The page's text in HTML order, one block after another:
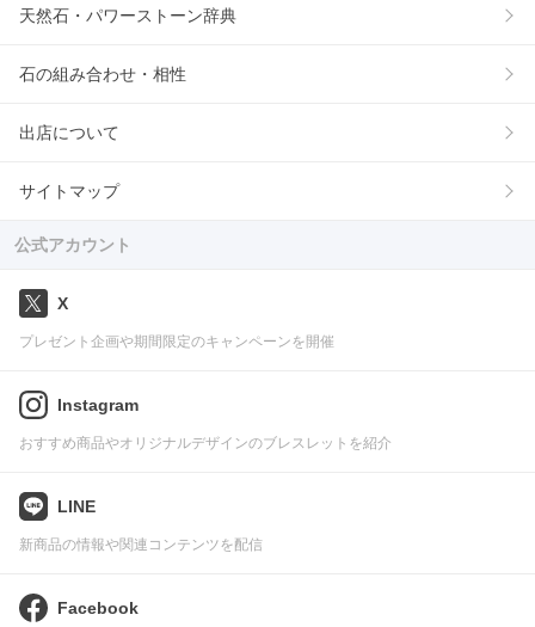
天然石・パワーストーン辞典
石の組み合わせ・相性
出店について
サイトマップ
公式アカウント
X
プレゼント企画や期間限定のキャンペーンを開催
Instagram
おすすめ商品やオリジナルデザインのブレスレットを紹介
LINE
新商品の情報や関連コンテンツを配信
Facebook